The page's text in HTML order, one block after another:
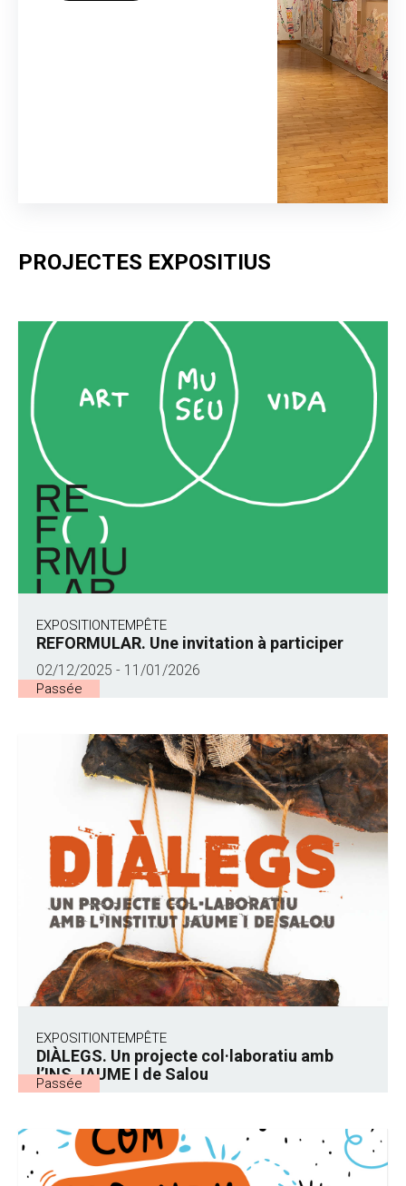
PROJECTES EXPOSITIUS
EXPOSITIONTEMPÊTE
REFORMULAR. Une invitation à participer
02/12/2025 - 11/01/2026
Passée
EXPOSITIONTEMPÊTE
DIÀLEGS. Un projecte col·laboratiu amb
l’INS JAUME I de Salou
Passée